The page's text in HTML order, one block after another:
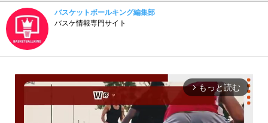
バスケットボールキング編集部
バスケ情報専門サイト
arrow_forward_ios もっと読む